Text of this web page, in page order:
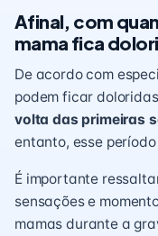
Afinal, com
mama fica
De acordo com
podem ficar doloridas
volta das primeiras
entanto, esse
É importante
sensações e
mamas durante a